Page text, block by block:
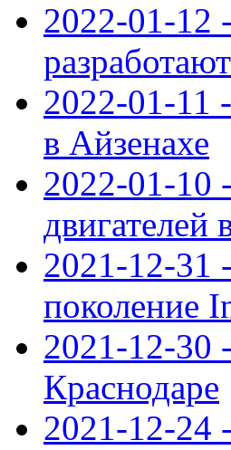
2022-01-12
2022-01-11
в Айзенахе
2022-01-10
двигателей
2021-12-31
поколение
2021-12-30
Краснодаре
2021-12-24